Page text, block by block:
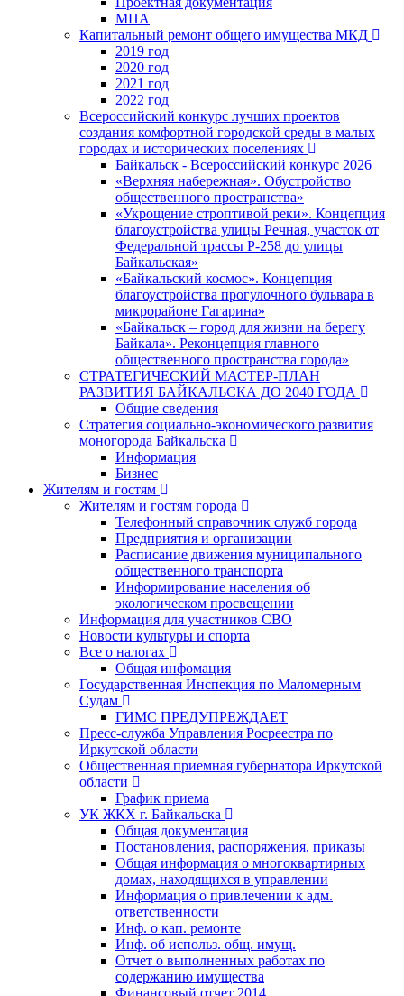
МПА
Капитальный ремонт общего имущества МКД
2019 год
2020 год
2021 год
2022 год
Всероссийский конкурс лучших проектов
создания комфортной городской среды в малых
городах и исторических поселениях
Байкальск - Всероссийский конкурс 2026
«Верхняя набережная». Обустройство
общественного пространства»
«Укрощение строптивой реки». Концепция
благоустройства улицы Речная, участок от
Федеральной трассы Р-258 до улицы
Байкальская»
«Байкальский космос». Концепция
благоустройства прогулочного бульвара в
микрорайоне Гагарина»
«Байкальск – город для жизни на берегу
Байкала». Реконцепция главного
общественного пространства города»
СТРАТЕГИЧЕСКИЙ МАСТЕР-ПЛАН
РАЗВИТИЯ БАЙКАЛЬСКА ДО 2040 ГОДА
Общие сведения
Стратегия социально-экономического развития
моногорода Байкальска
Информация
Бизнес
Жителям и гостям
Жителям и гостям города
Телефонный справочник служб города
Предприятия и организации
Расписание движения муниципального
общественного транспорта
Информирование населения об
экологическом просвещении
Информация для участников СВО
Новости культуры и спорта
Все о налогах
Общая инфомация
Государственная Инспекция по Маломерным
Судам
ГИМС ПРЕДУПРЕЖДАЕТ
Пресс-служба Управления Росреестра по
Иркутской области
Общественная приемная губернатора Иркутской
области
График приема
УК ЖКХ г. Байкальска
Общая документация
Постановления, распоряжения, приказы
Общая информация о многоквартирных
домах, находящихся в управлении
Информация о привлечении к адм.
ответственности
Инф. о кап. ремонте
Инф. об использ. общ. имущ.
Отчет о выполненных работах по
содержанию имущества
Финансовый отчет 2014